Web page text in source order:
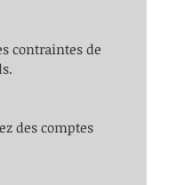
contraintes de
des comptes